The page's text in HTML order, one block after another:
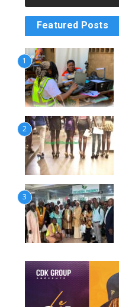
Featured Posts
1
2
3